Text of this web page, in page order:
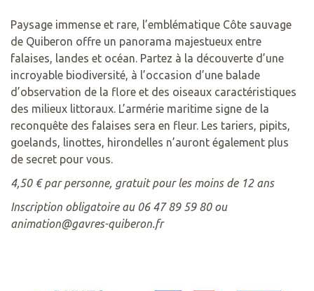
Paysage immense et rare, l’emblématique Côte sauvage
de Quiberon offre un panorama majestueux entre
falaises, landes et océan. Partez à la découverte d’une
incroyable biodiversité, à l’occasion d’une balade
d’observation de la flore et des oiseaux caractéristiques
des milieux littoraux. L’armérie maritime signe de la
reconquête des falaises sera en fleur. Les tariers, pipits,
goelands, linottes, hirondelles n’auront également plus
de secret pour vous.
4,50 € par personne, gratuit pour les moins de 12 ans
Inscription obligatoire au 06 47 89 59 80 ou
animation@gavres-quiberon.fr